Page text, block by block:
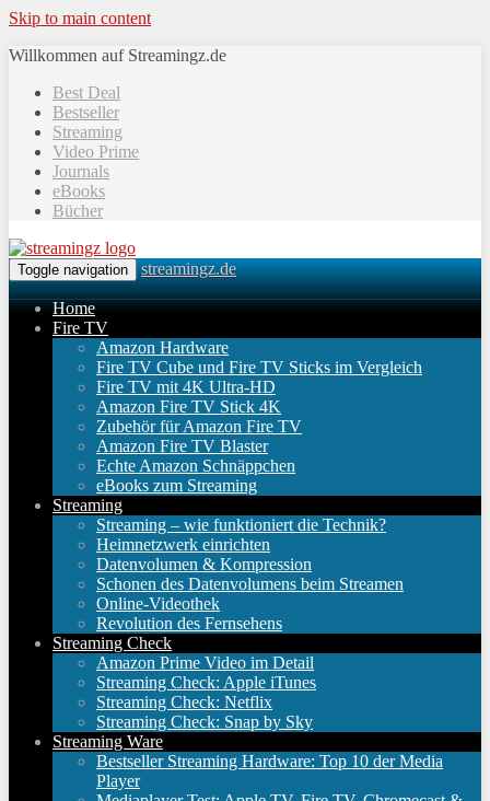
Skip to main content
Willkommen auf Streamingz.de
Best Deal
Bestseller
Streaming
Video Prime
Journals
eBooks
Bücher
Toggle navigation streamingz.de
Home
Fire TV
Amazon Hardware
Fire TV Cube und Fire TV Sticks im Vergleich
Fire TV mit 4K Ultra-HD
Amazon Fire TV Stick 4K
Zubehör für Amazon Fire TV
Amazon Fire TV Blaster
Echte Amazon Schnäppchen
eBooks zum Streaming
Streaming
Streaming – wie funktioniert die Technik?
Heimnetzwerk einrichten
Datenvolumen & Kompression
Schonen des Datenvolumens beim Streamen
Online-Videothek
Revolution des Fernsehens
Streaming Check
Amazon Prime Video im Detail
Streaming Check: Apple iTunes
Streaming Check: Netflix
Streaming Check: Snap by Sky
Streaming Ware
Bestseller Streaming Hardware: Top 10 der Media
Player